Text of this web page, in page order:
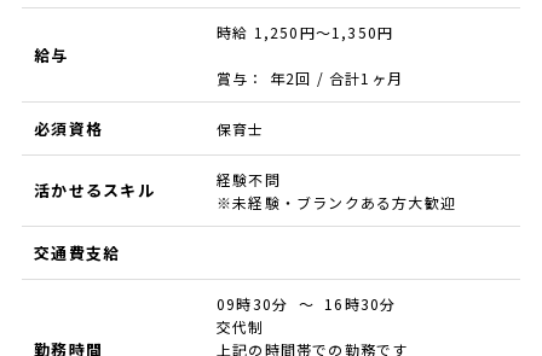
給与
時給 1,250円～1,350円
賞与： 年2回 / 合計1ヶ月
必須資格 保育士
活かせるスキル
経験不問
※未経験・ブランクある方大歓迎
交通費支給
勤務時間
09時30分 ～ 16時30分
交代制
上記の時間帯での勤務です